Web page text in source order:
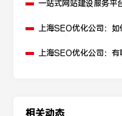
一站式网站建设服务平
上海SEO优化公司：
上海SEO优化公司：